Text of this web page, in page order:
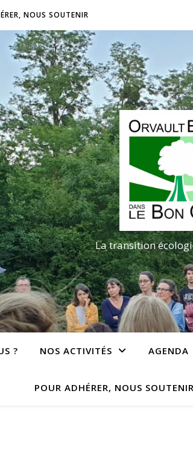
NOUS SOUTENIR
La transition
? NOS ACTIVITÉS AGENDA
POUR ADHÉRER, NOUS SOUTENIR